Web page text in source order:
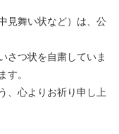
見舞い状など）は、公
さつ状を自粛していま
す。
、心よりお祈り申し上